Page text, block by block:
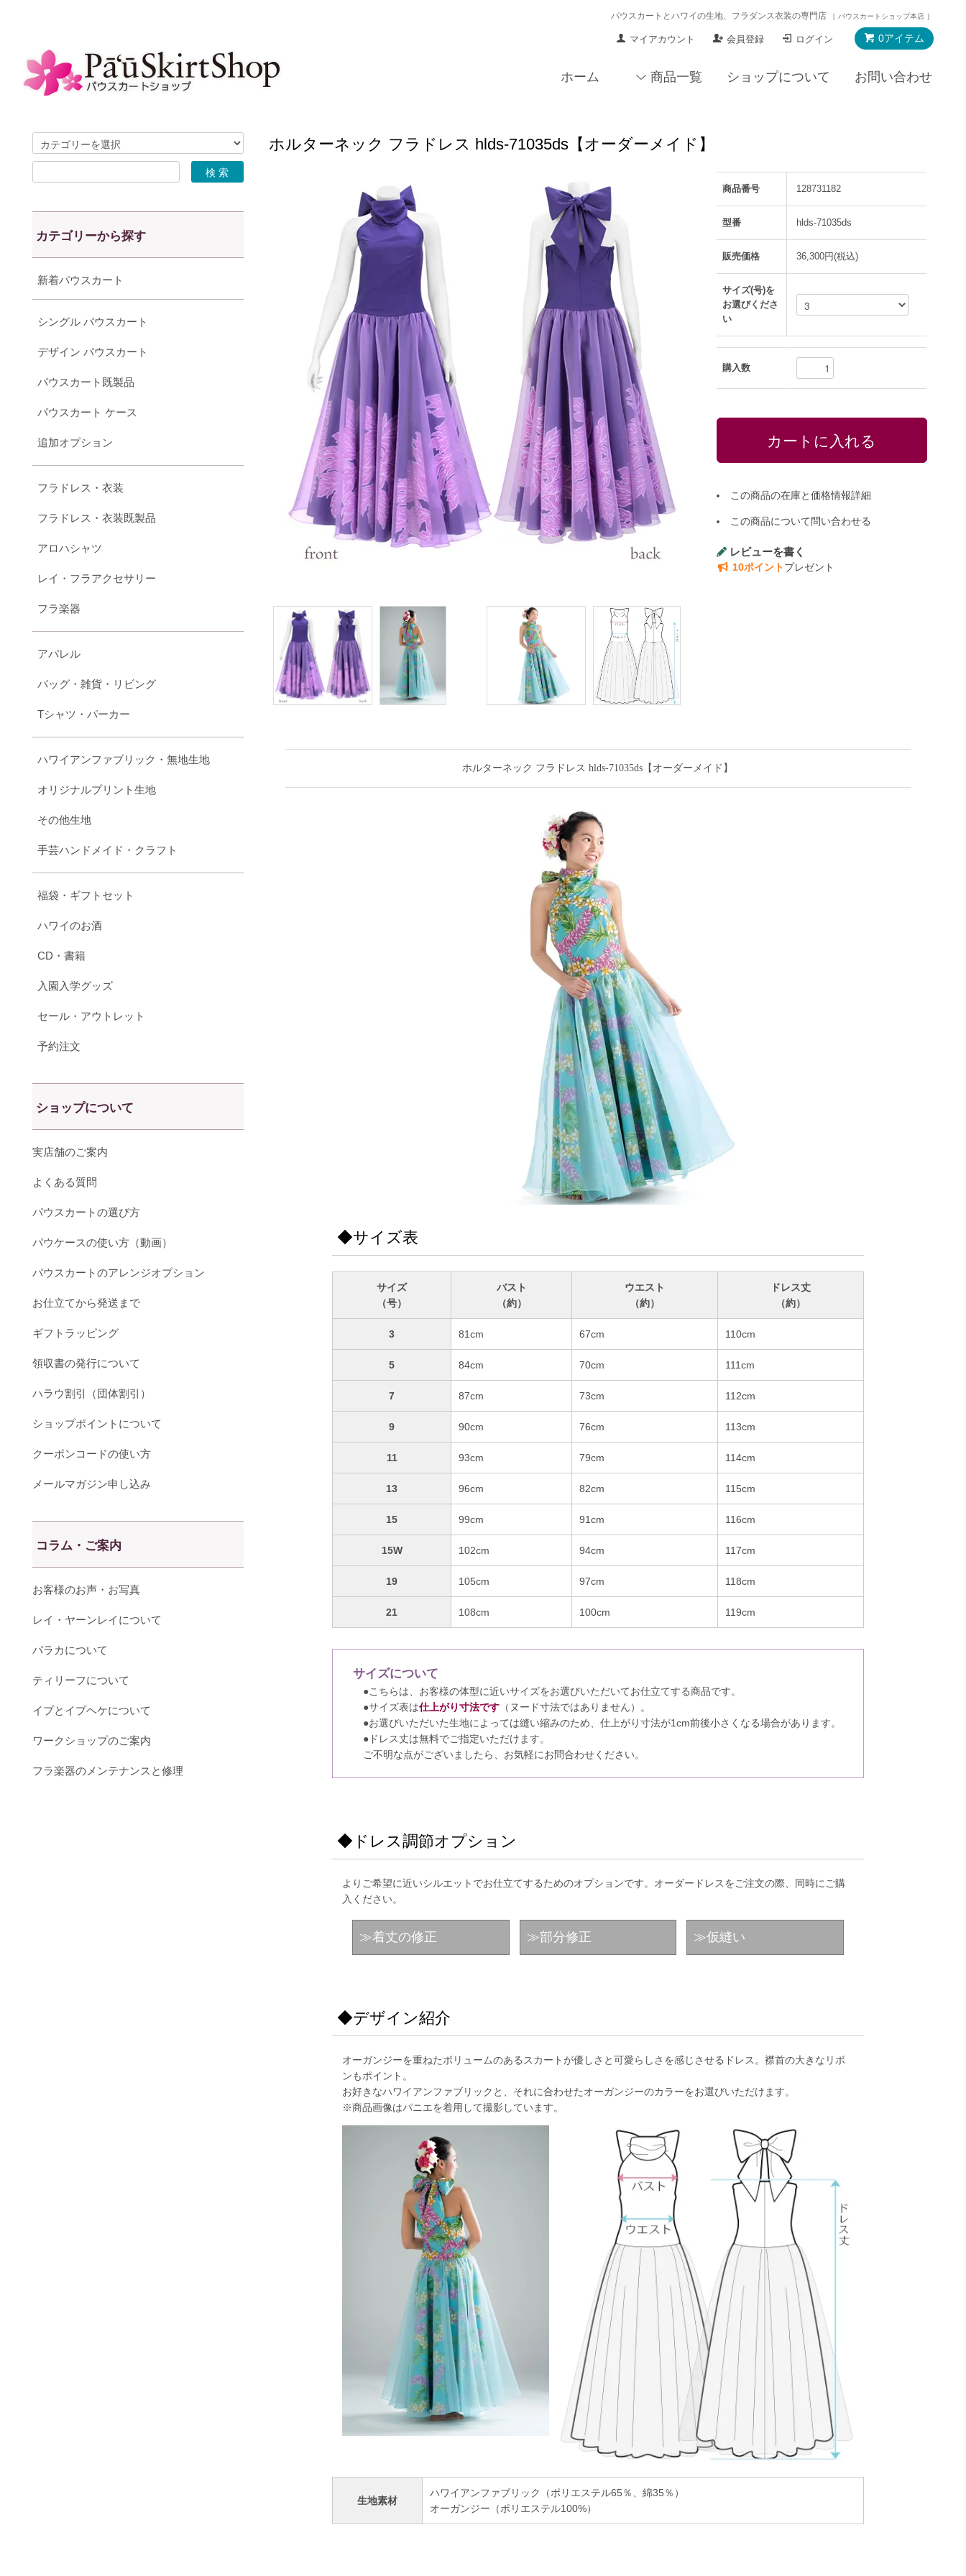
パウスカートとハワイの生地、フラダンス衣装の専門店 ［ パウスカートショップ本店 ］
0アイテム
マイアカウント 会員登録 ログイン
ホーム 商品一覧 ショップについて お問い合わせ
ホルターネック フラドレス hlds-71035ds【オーダーメイド】
商品番号 128731182
型番 hlds-71035ds
販売価格 36,300円(税込)
サイズ(号)を
お選びくださ
い
購入数
この商品の在庫と価格情報詳細
この商品について問い合わせる
レビューを書く
10ポイントプレゼント
ホルターネック フラドレス hlds-71035ds【オーダーメイド】
◆サイズ表
サイズ
（号）
バスト
（約）
ウエスト
（約）
ドレス丈
（約）
3 81cm 67cm 110cm
5 84cm 70cm 111cm
7 87cm 73cm 112cm
9 90cm 76cm 113cm
11 93cm 79cm 114cm
13 96cm 82cm 115cm
15 99cm 91cm 116cm
15W 102cm 94cm 117cm
19 105cm 97cm 118cm
21 108cm 100cm 119cm
サイズについて
●こちらは、お客様の体型に近いサイズをお選びいただいてお仕立てする商品です。
●サイズ表は仕上がり寸法です （ヌード寸法ではありません）。
●お選びいただいた生地によっては縫い縮みのため、仕上がり寸法が1cm前後小さくなる場合があります。
●ドレス丈は無料でご指定いただけます。
ご不明な点がございましたら、お気軽にお問合わせください。
◆ドレス調節オプション
よりご希望に近いシルエットでお仕立てするためのオプションです。オーダードレスをご注文の際、同時にご購
入ください。
≫着丈の修正 ≫部分修正 ≫仮縫い
◆デザイン紹介
オーガンジーを重ねたボリュームのあるスカートが優しさと可愛らしさを感じさせるドレス。襟首の大きなリボ
ンもポイント。
お好きなハワイアンファブリックと、それに合わせたオーガンジーのカラーをお選びいただけます。
※商品画像はパニエを着用して撮影しています。
生地素材
ハワイアンファブリック（ポリエステル65％、綿35％）
オーガンジー（ポリエステル100%）
カテゴリーから探す
新着パウスカート
シングル パウスカート
デザイン パウスカート
パウスカート既製品
パウスカート ケース
追加オプション
フラドレス・衣装
フラドレス・衣装既製品
アロハシャツ
レイ・フラアクセサリー
フラ楽器
アパレル
バッグ・雑貨・リビング
Tシャツ・パーカー
ハワイアンファブリック・無地生地
オリジナルプリント生地
その他生地
手芸ハンドメイド・クラフト
福袋・ギフトセット
ハワイのお酒
CD・書籍
入園入学グッズ
セール・アウトレット
予約注文
ショップについて
実店舗のご案内
よくある質問
パウスカートの選び方
パウケースの使い方（動画）
パウスカートのアレンジオプション
お仕立てから発送まで
ギフトラッピング
領収書の発行について
ハラウ割引（団体割引）
ショップポイントについて
クーポンコードの使い方
メールマガジン申し込み
コラム・ご案内
お客様のお声・お写真
レイ・ヤーンレイについて
パラカについて
ティリーフについて
イプとイプヘケについて
ワークショップのご案内
フラ楽器のメンテナンスと修理